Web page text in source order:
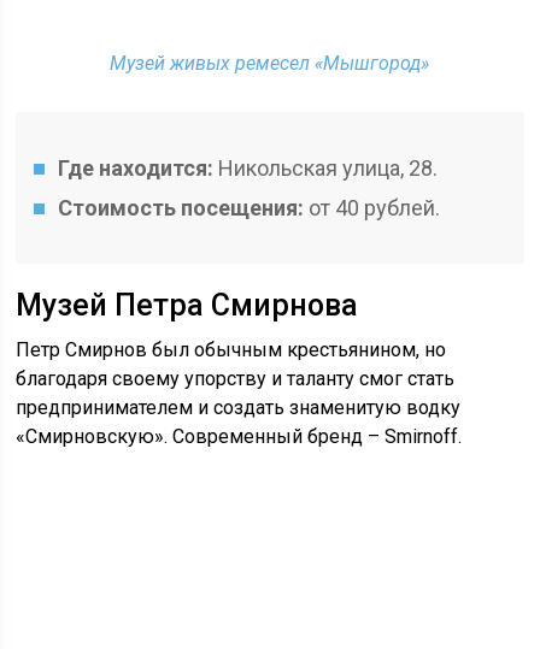
Музей живых ремесел «Мышгород»
Где находится: Никольская улица, 28.
Стоимость посещения: от 40 рублей.
Музей Петра Смирнова
Петр Смирнов был обычным крестьянином, но
благодаря своему упорству и таланту смог стать
предпринимателем и создать знаменитую водку
«Смирновскую». Современный бренд – Smirnoff.